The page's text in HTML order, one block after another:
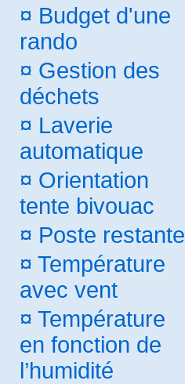
¤ Budget d'une
rando
¤ Gestion des
déchets
¤ Laverie
automatique
¤ Orientation
tente bivouac
¤ Poste restante
¤ Température
avec vent
¤ Température
en fonction de
l’humidité